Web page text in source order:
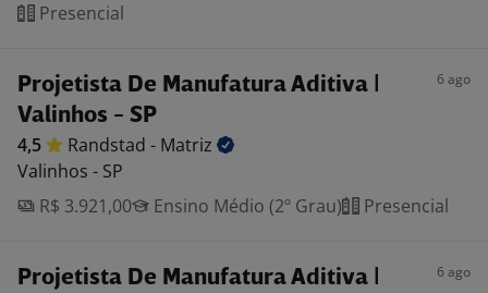
Presencial
Projetista De Manufatura Aditiva |
Valinhos - SP
6 ago
4,5 Randstad - Matriz
Valinhos - SP
R$ 3.921,00
Ensino Médio (2º Grau) Presencial
Projetista De Manufatura Aditiva |
6 ago